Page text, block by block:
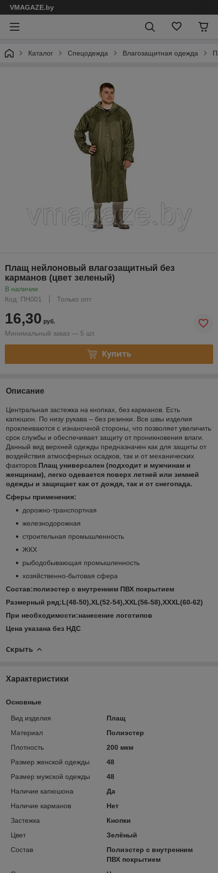
VMAGAZE.by
Каталог Спецодежда Влагозащитная одежда
Плащ нейлоновый влагозащитный без
карманов (цвет зеленый)
В наличии
Код: ПН001
Только опт
16,30 руб.
Минимальный заказ — 5 шт.
Купить
Описание
Центральная застежка на кнопках, без карманов. Есть
капюшон. По низу рукава – без резинки. Все швы изделия
проклеиваются с изнаночной стороны, что позволяет увеличить
срок службы и обеспечивает защиту от проникновения влаги.
Данный вид верхней одежды предназначен как для защиты от
воздействия атмосферных осадков, так и от механических
факторов. Плащ универсален (подходит и мужчинам и
женщинам), легко одевается поверх летней или зимней
одежды и защищает как от дождя, так и от снегопада.
Сферы применения:
дорожно-транспортная
железнодорожная
строительная промышленность
ЖКХ
рыбодобывающая промышленность
хозяйственно-бытовая сфера
Состав:полиэстер с внутренним ПВХ покрытием
Размерный ряд:L(48-50),XL(52-54),XXL(56-58),XXXL(60-62)
При необходимости:нанесение логотипов
Цена указана без НДС
Скрыть
Характеристики
Основные
Вид изделия
Плащ
Материал
Полиэстер
Плотность
200 мкм
Размер женской одежды
48
Размер мужской одежды
48
Наличие капюшона
Да
Наличие карманов
Нет
Застежка
Кнопки
Цвет
Зелёный
Состав
Полиэстер с внутренним
ПВХ покрытием